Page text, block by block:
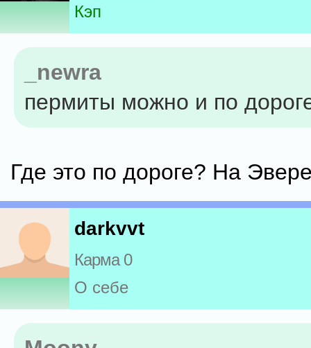
Кэп
_newra
пермиты можно и по
Где это по дороге? На
darkvvt
Карма 0
О себе